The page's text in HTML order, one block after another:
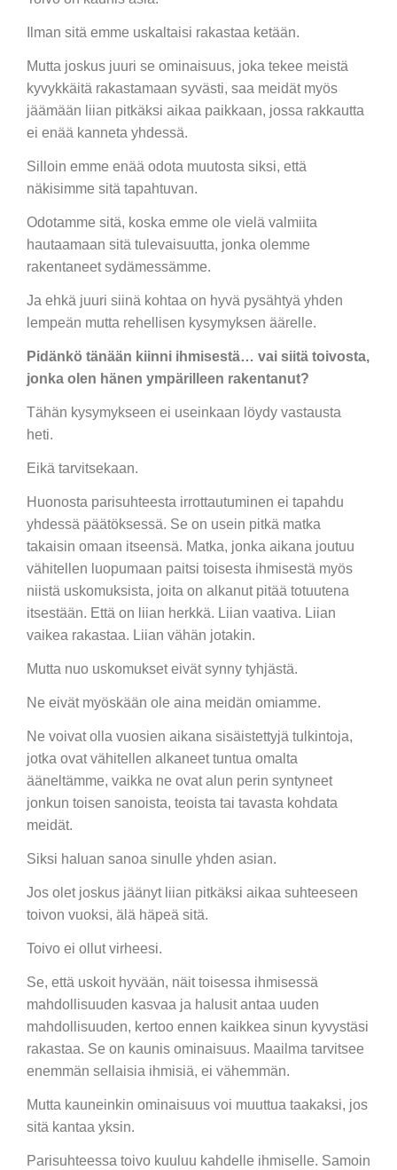
Ilman sitä emme uskaltaisi rakastaa ketään.
Mutta joskus juuri se ominaisuus, joka tekee meistä
kyvykkäitä rakastamaan syvästi, saa meidät myös
jäämään liian pitkäksi aikaa paikkaan, jossa rakkautta
ei enää kanneta yhdessä.
Silloin emme enää odota muutosta siksi, että
näkisimme sitä tapahtuvan.
Odotamme sitä, koska emme ole vielä valmiita
hautaamaan sitä tulevaisuutta, jonka olemme
rakentaneet sydämessämme.
Ja ehkä juuri siinä kohtaa on hyvä pysähtyä yhden
lempeän mutta rehellisen kysymyksen äärelle.
Pidänkö tänään kiinni ihmisestä… vai siitä toivosta,
jonka olen hänen ympärilleen rakentanut?
Tähän kysymykseen ei useinkaan löydy vastausta
heti.
Eikä tarvitsekaan.
Huonosta parisuhteesta irrottautuminen ei tapahdu
yhdessä päätöksessä. Se on usein pitkä matka
takaisin omaan itseensä. Matka, jonka aikana joutuu
vähitellen luopumaan paitsi toisesta ihmisestä myös
niistä uskomuksista, joita on alkanut pitää totuutena
itsestään. Että on liian herkkä. Liian vaativa. Liian
vaikea rakastaa. Liian vähän jotakin.
Mutta nuo uskomukset eivät synny tyhjästä.
Ne eivät myöskään ole aina meidän omiamme.
Ne voivat olla vuosien aikana sisäistettyjä tulkintoja,
jotka ovat vähitellen alkaneet tuntua omalta
ääneltämme, vaikka ne ovat alun perin syntyneet
jonkun toisen sanoista, teoista tai tavasta kohdata
meidät.
Siksi haluan sanoa sinulle yhden asian.
Jos olet joskus jäänyt liian pitkäksi aikaa suhteeseen
toivon vuoksi, älä häpeä sitä.
Toivo ei ollut virheesi.
Se, että uskoit hyvään, näit toisessa ihmisessä
mahdollisuuden kasvaa ja halusit antaa uuden
mahdollisuuden, kertoo ennen kaikkea sinun kyvystäsi
rakastaa. Se on kaunis ominaisuus. Maailma tarvitsee
enemmän sellaisia ihmisiä, ei vähemmän.
Mutta kauneinkin ominaisuus voi muuttua taakaksi, jos
sitä kantaa yksin.
Parisuhteessa toivo kuuluu kahdelle ihmiselle. Samoin